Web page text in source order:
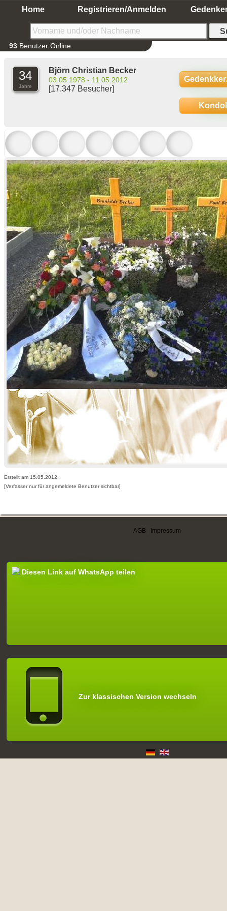
Home Registrieren/Anmelden
93 Benutzer Online
34
Jahre
Björn Christian Becker
03.05.1978 - 11.05.2012
[17.347 Besucher]
Erstellt am 15.05.2012,
[Verfasser nur für angemeldete Benutzer sichtbar]
AGB Impressum
Diesen Link auf WhatsApp teilen
Zur klassischen Version wechseln